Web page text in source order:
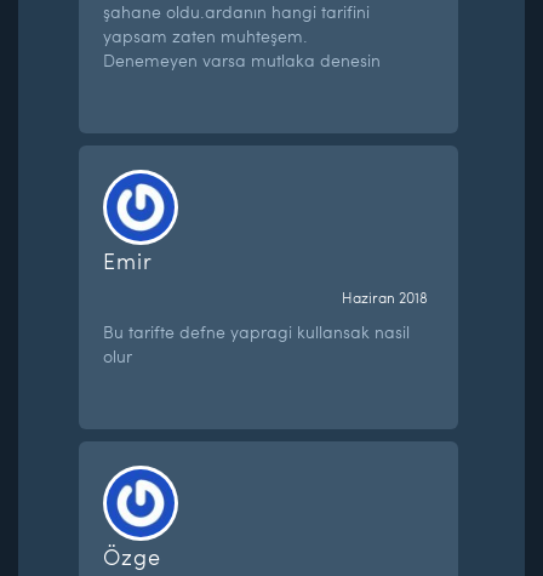
şahane oldu.ardanın hangi tarifini
yapsam zaten muhteşem.
Denemeyen varsa mutlaka denesin
Emir
Haziran 2018
Bu tarifte defne yapragi kullansak nasil
olur
Özge